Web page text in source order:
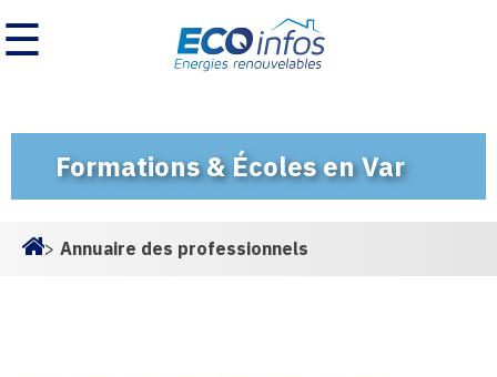
☰
Formations & Écoles en Var
> Annuaire des professionnels